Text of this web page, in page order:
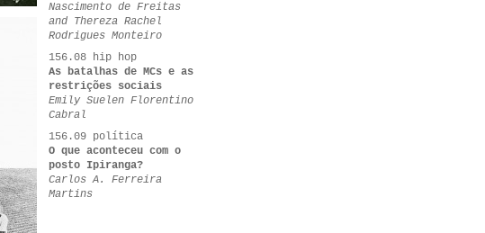
Nascimento de Freitas
and Thereza Rachel
Rodrigues Monteiro
156.08 hip hop
As batalhas de MCs e as
restrições sociais
Emily Suelen Florentino
Cabral
156.09 política
O que aconteceu com o
posto Ipiranga?
Carlos A. Ferreira
Martins